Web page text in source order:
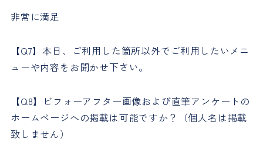
非常に満足
【Q7】本日、ご利用した箇所以外でご利用したいメニ
ューや内容をお聞かせ下さい。
【Q8】ビフォーアフター画像および直筆アンケートの
ホームページへの掲載は可能ですか？（個人名は掲載
致しません）